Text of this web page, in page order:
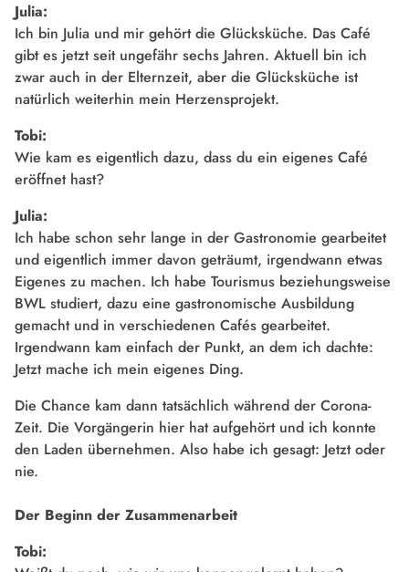
Julia:
Ich bin Julia und mir gehört die Glücksküche. Das Café
gibt es jetzt seit ungefähr sechs Jahren. Aktuell bin ich
zwar auch in der Elternzeit, aber die Glücksküche ist
natürlich weiterhin mein Herzensprojekt.
Tobi:
Wie kam es eigentlich dazu, dass du ein eigenes Café
eröffnet hast?
Julia:
Ich habe schon sehr lange in der Gastronomie gearbeitet
und eigentlich immer davon geträumt, irgendwann etwas
Eigenes zu machen. Ich habe Tourismus beziehungsweise
BWL studiert, dazu eine gastronomische Ausbildung
gemacht und in verschiedenen Cafés gearbeitet.
Irgendwann kam einfach der Punkt, an dem ich dachte:
Jetzt mache ich mein eigenes Ding.
Die Chance kam dann tatsächlich während der Corona-
Zeit. Die Vorgängerin hier hat aufgehört und ich konnte
den Laden übernehmen. Also habe ich gesagt: Jetzt oder
nie.
Der Beginn der Zusammenarbeit
Tobi: